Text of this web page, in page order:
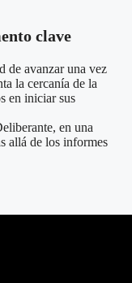
clave
de avanzar una vez
la cercanía de la
en iniciar sus
en una
allá de los informes